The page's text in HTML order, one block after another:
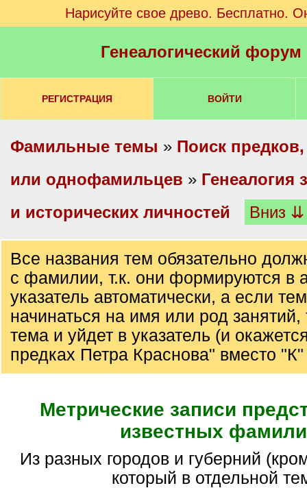
Нарисуйте свое древо. Бесплатно.
Генеалогический
РЕГИСТРАЦИЯ ВОЙТИ
Фамильные темы » Поиск
или однофамильцев » Генеалогия
и исторических личностей
Вниз ⇊
Все названия тем обязательно
с фамилии, т.к. они формируются в
указатель автоматически, а если
начинаться на имя или род занятий,
тема и уйдет в указатель (и
предках Петра Краснова" вместо
Метрические записи
известных
Из разных городов и губерний (кроме Петербурга,
который в отдельной